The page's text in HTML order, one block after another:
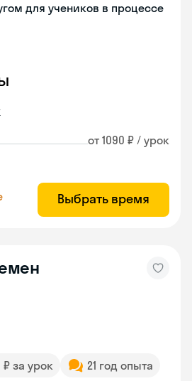
для учеников в процессе
от 1090 ₽ / урок
Выбрать время
₽ за урок
21 год опыта